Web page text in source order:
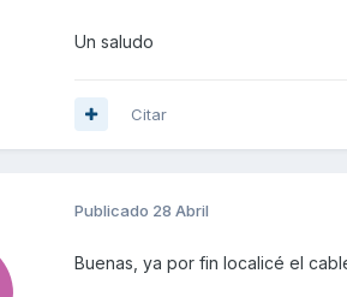
Un saludo
Citar
Publicado 28 Abril
Buenas, ya por fin localicé el